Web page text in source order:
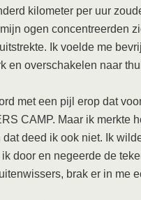
kilometer per uur
ogen concentreerden
Ik voelde me
en overschakelen naar
met een pijl erop dat
CAMP. Maar ik merkte
deed ik ook niet. Ik
door en negeerde de
brak er in me